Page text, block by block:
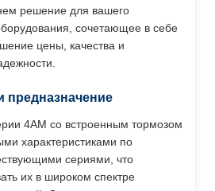
решение для вашего
сочетающее в себе
цены, качества и
предназначение
4АМ со встроенным тормозом
характеристиками по
сериями, что
их в широком спектре